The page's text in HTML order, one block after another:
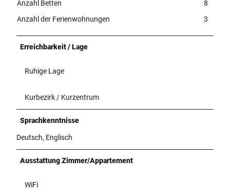
Anzahl Betten
8
Anzahl der Ferienwohnungen
3
Erreichbarkeit / Lage
Ruhige Lage
Kurbezirk / Kurzentrum
Sprachkenntnisse
Deutsch, Englisch
Ausstattung Zimmer/Appartement
WiFi